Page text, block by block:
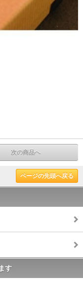
次の商品へ
ページの先頭へ戻る
す